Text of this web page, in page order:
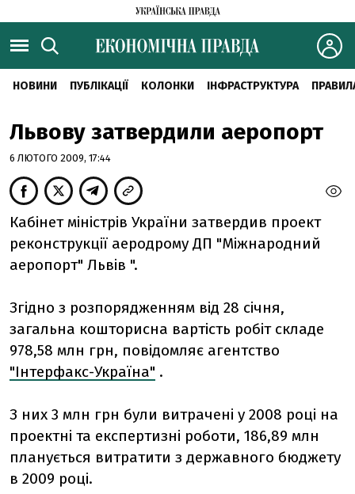
НОВИНИ ПУБЛІКАЦІЇ КОЛОНКИ ІНФРАСТРУКТУРА
Львову затвердили аеропорт
6 ЛЮТОГО 2009, 17:44
Кабінет міністрів України затвердив проект
реконструкції аеродрому ДП "Міжнародний
аеропорт" Львів ".
Згідно з розпорядженням від 28 січня,
загальна кошторисна вартість робіт складе
978,58 млн грн, повідомляє агентство
"Інтерфакс-Україна" .
З них 3 млн грн були витрачені у 2008 році на
проектні та експертизні роботи, 186,89 млн
планується витратити з державного бюджету
в 2009 році.